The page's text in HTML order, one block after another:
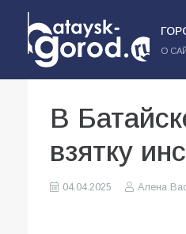
О
В
взятку
04.04.2025 Алена